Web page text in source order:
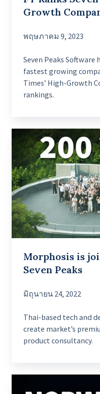
Growth
พฤษภาคม 9, 2023
Seven Peaks Software
fastest growing
Times’ High-Growth
rankings.
Morphosis
joining
forces
with
Seven
Peaks
Morphosis is
Seven Peaks
มิถุนายน 24, 2022
Thai-based tech and
create market’s
product consultancy.